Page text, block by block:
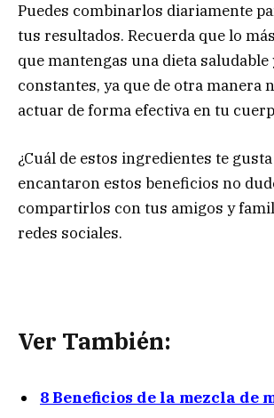
Puedes combinarlos diariamente
tus resultados. Recuerda que lo
que mantengas una dieta
constantes, ya que de otra manera
actuar de forma efectiva en tu
¿Cuál de estos ingredientes te
encantaron estos beneficios no
compartirlos con tus amigos y
redes sociales.
Ver También:
8 Beneficios de la mezcla de